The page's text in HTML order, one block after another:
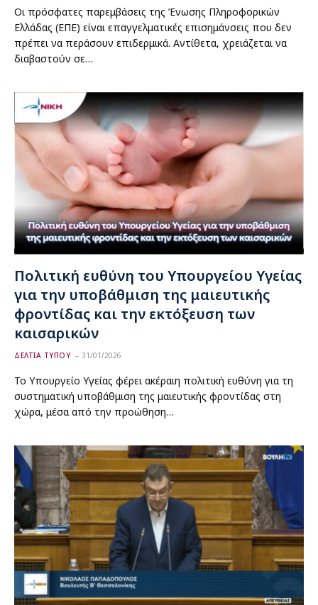
Οι πρόσφατες παρεμβάσεις της Ένωσης Πληροφορικών
Ελλάδας (ΕΠΕ) είναι επαγγελματικές επισημάνσεις που δεν
πρέπει να περάσουν επιδερμικά. Αντίθετα, χρειάζεται να
διαβαστούν σε…
Πολιτική ευθύνη του Υπουργείου Υγείας
για την υποβάθμιση της μαιευτικής
φροντίδας και την εκτόξευση των
καισαρικών
ΔΕΛΤΙΑ ΤΥΠΟΥ 31/01/2026
Το Υπουργείο Υγείας φέρει ακέραιη πολιτική ευθύνη για τη
συστηματική υποβάθμιση της μαιευτικής φροντίδας στη
χώρα, μέσα από την προώθηση…